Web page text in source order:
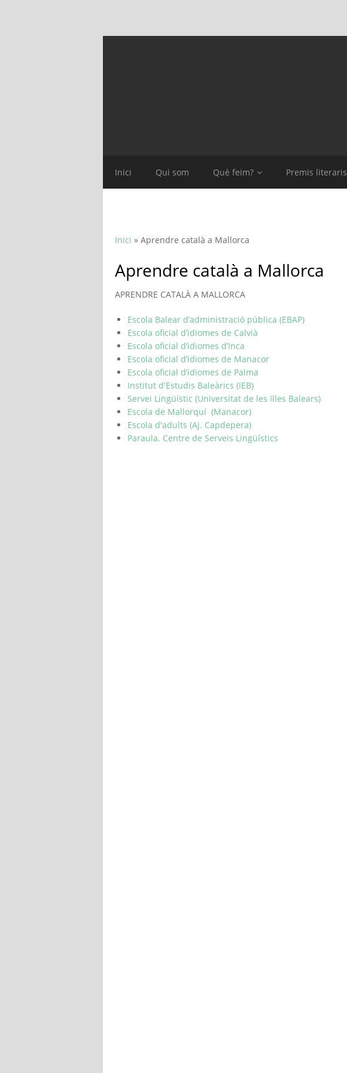
Inici Qui som Què feim? Premis literaris
Inici » Aprendre català a Mallorca
Aprendre català a Mallorca
APRENDRE CATALÀ A MALLORCA
Escola Balear d’administració pública (EBAP)
Escola oficial d’idiomes de Calvià
Escola oficial d’idiomes d’Inca
Escola oficial d’idiomes de Manacor
Escola oficial d’idiomes de Palma
Institut d'Estudis Baleàrics (IEB)
Servei Lingüístic (Universitat de les Illes Balears)
Escola de Mallorquí (Manacor)
Escola d'adults (Aj. Capdepera)
Paraula. Centre de Serveis Lingüístics